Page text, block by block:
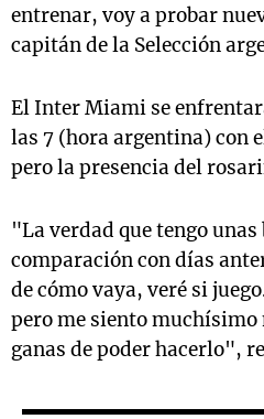
entrenar, voy a probar
capitán de la Selección
El Inter Miami se
las 7 (hora argentina) con
pero la presencia del
"La verdad que tengo unas
comparación con días
de cómo vaya, veré si
pero me siento muchísimo
ganas de poder hacerlo",